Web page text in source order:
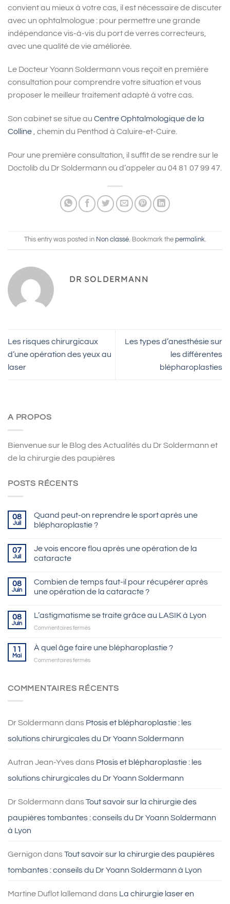
convient au mieux à votre cas, il est nécessaire de discuter
avec un ophtalmologue : pour permettre une grande
indépendance vis-à-vis du port de verres correcteurs,
avec une qualité de vie améliorée.
Le Docteur Yoann Soldermann vous reçoit en première
consultation pour comprendre votre situation et vous
proposer le meilleur traitement adapté à votre cas.
Son cabinet se situe au Centre Ophtalmologique de la
Colline , chemin du Penthod à Caluire-et-Cuire.
Pour une première consultation, il suffit de se rendre sur le
Doctolib du Dr Soldermann ou d’appeler au 04 81 07 99 47.
This entry was posted in Non classé. Bookmark the permalink.
DR SOLDERMANN
Les risques chirurgicaux
d’une opération des yeux au
laser
Les types d’anesthésie sur
les différentes
blépharoplasties
A PROPOS
Bienvenue sur le Blog des Actualités du Dr Soldermann et
de la chirurgie des paupières
POSTS RÉCENTS
08
Juil
Quand peut-on reprendre le sport après une
blépharoplastie ?
07
Juil
Je vois encore flou après une opération de la
cataracte
08
Juin
Combien de temps faut-il pour récupérer après
une opération de la cataracte ?
08
Juin
L’astigmatisme se traite grâce au LASIK à Lyon
Commentaires ferméssur
grâce
à
11
Mai
À quel âge faire une blépharoplastie ?
Commentaires ferméssur
âge
?
COMMENTAIRES RÉCENTS
Dr Soldermann dans Ptosis et blépharoplastie : les
solutions chirurgicales du Dr Yoann Soldermann
Autran Jean-Yves dans Ptosis et blépharoplastie : les
solutions chirurgicales du Dr Yoann Soldermann
Dr Soldermann dans Tout savoir sur la chirurgie des
paupières tombantes : conseils du Dr Yoann Soldermann
à Lyon
Gernigon dans Tout savoir sur la chirurgie des paupières
tombantes : conseils du Dr Yoann Soldermann à Lyon
Martine Duflot lallemand dans La chirurgie laser en